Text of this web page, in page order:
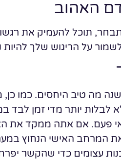
האהוב
תוכל להעמיק את
על הריגוש שלך להיות
מה טיב היחסים. כמו כן,
יותר מדי זמן לבד
פעם. אם אתה ממקד את
המרחב האישי הנחוץ
עצומים כדי שהקשר